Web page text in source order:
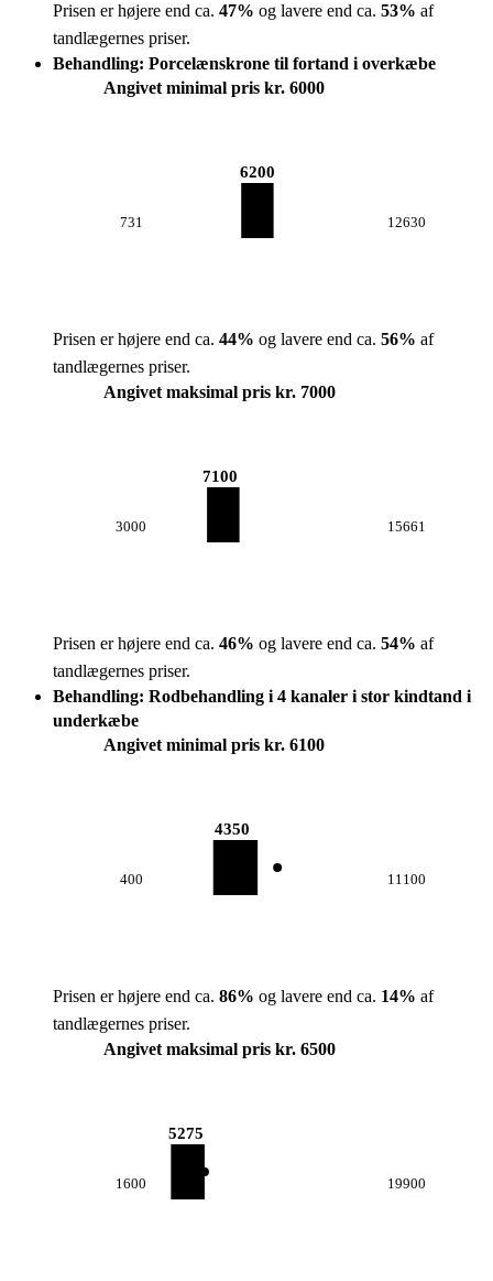
Prisen er højere end ca. 47% og lavere end ca. 53% af
tandlægernes priser.
Behandling: Porcelænskrone til fortand i overkæbe
Angivet minimal pris kr. 6000
731
6200
12630
Prisen er højere end ca. 44% og lavere end ca. 56% af
tandlægernes priser.
Angivet maksimal pris kr. 7000
3000
7100
15661
Prisen er højere end ca. 46% og lavere end ca. 54% af
tandlægernes priser.
Behandling: Rodbehandling i 4 kanaler i stor kindtand i
underkæbe
Angivet minimal pris kr. 6100
400
4350
11100
Prisen er højere end ca. 86% og lavere end ca. 14% af
tandlægernes priser.
Angivet maksimal pris kr. 6500
1600
5275
19900